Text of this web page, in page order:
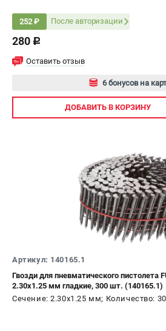
252 ₽ После авторизации
280 c
Оставить отзыв
6 бонусов на
Авторизуйтесь
ДОБАВИТЬ В КОРЗИНУ
Артикул: 140165.1
Гвозди для пневматического пистолета
2.30x1.25 мм гладкие, 300 шт. (140165.1)
Сечение: 2.30х1.25 мм; Количество: